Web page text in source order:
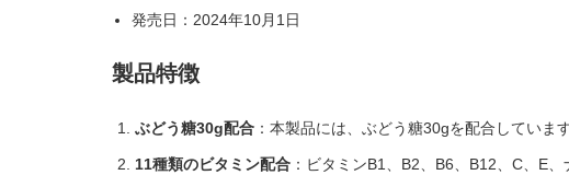
発売日：2024年10月1日
製品特徴
ぶどう糖30g配合 ：本製品には、ぶどう糖30gを配合していま
11種類のビタミン配合 ：ビタミンB1、B2、B6、B12、C、E